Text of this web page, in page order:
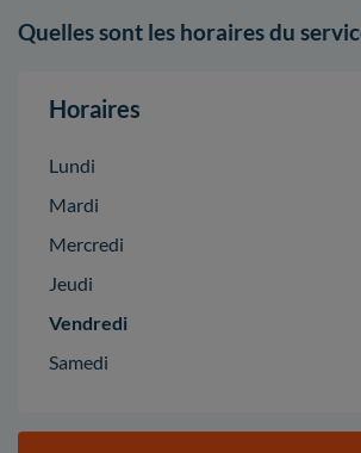
Quelles sont les horaires du
Horaires
Lundi
Mardi
Mercredi
Jeudi
Vendredi
Samedi